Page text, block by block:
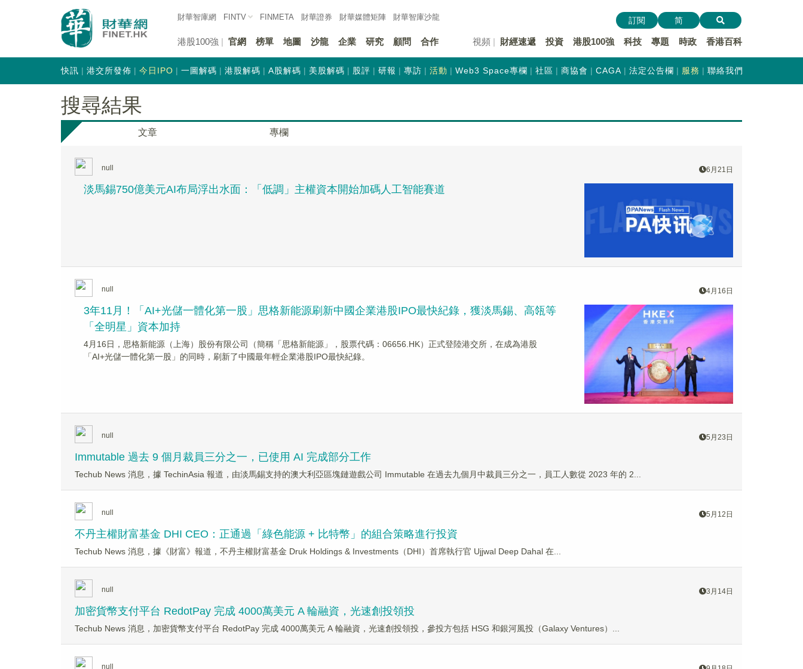
財華智庫網 FINTV FINMETA 財華證券 財華媒體矩陣 財華智庫沙龍
港股100強 官網 榜單 地圖 沙龍 企業 研究 顧問 合作 視頻 財經速遞 投資 港股100強 科技 專題 時政 香港百科
訂閱 简
快訊 港交所發佈 今日IPO 一圖解碼 港股解碼 A股解碼 美股解碼 股評 研報 專訪 活動 Web3 Space專欄 社區 商協會 CAGA 法定公告欄 服務 聯絡我們
搜尋結果
文章 專欄
null 6月21日
淡馬錫750億美元AI布局浮出水面：「低調」主權資本開始加碼人工智能賽道
null 4月16日
3年11月！「AI+光儲一體化第一股」思格新能源刷新中國企業港股IPO最快紀錄，獲淡馬錫、高瓴等
「全明星」資本加持
4月16日，思格新能源（上海）股份有限公司（簡稱「思格新能源」，股票代碼：06656.HK）正式登陸港交所，在成為港股
「AI+光儲一體化第一股」的同時，刷新了中國最年輕企業港股IPO最快紀錄。
null 5月23日
Immutable 過去 9 個月裁員三分之一，已使用 AI 完成部分工作
Techub News 消息，據 TechinAsia 報道，由淡馬錫支持的澳大利亞區塊鏈遊戲公司 Immutable 在過去九個月中裁員三分之一，員工人數從 2023 年的 2...
null 5月12日
不丹主權財富基金 DHI CEO：正通過「綠色能源 + 比特幣」的組合策略進行投資
Techub News 消息，據《財富》報道，不丹主權財富基金 Druk Holdings & Investments（DHI）首席執行官 Ujjwal Deep Dahal 在...
null 3月14日
加密貨幣支付平台 RedotPay 完成 4000萬美元 A 輪融資，光速創投領投
Techub News 消息，加密貨幣支付平台 RedotPay 完成 4000萬美元 A 輪融資，光速創投領投，參投方包括 HSG 和銀河風投（Galaxy Ventures）...
null